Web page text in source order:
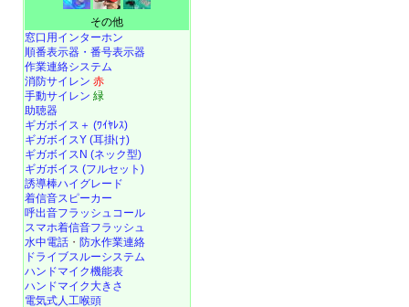
その他
窓口用インターホン
順番表示器・番号表示器
作業連絡システム
消防サイレン 赤
手動サイレン 緑
助聴器
ギガボイス＋ (ﾜｲﾔﾚｽ)
ギガボイスY (耳掛け)
ギガボイスN (ネック型)
ギガボイス (フルセット)
誘導棒ハイグレード
着信音スピーカー
呼出音フラッシュコール
スマホ着信音フラッシュ
水中電話 ・ 防水作業連絡
ドライブスルーシステム
ハンドマイク機能表
ハンドマイク大きさ
電気式人工喉頭